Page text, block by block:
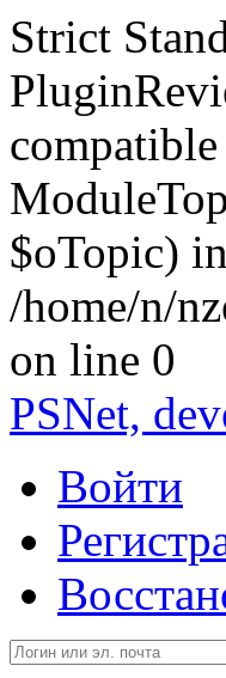
Strict
$oTopic) in
/home/n/
on line 0
PSNet,
Войти